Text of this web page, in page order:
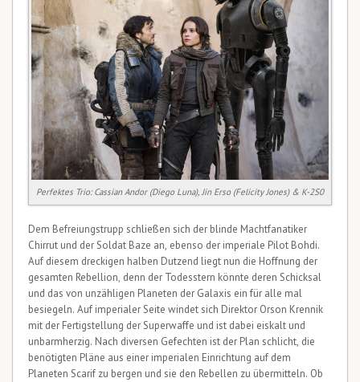
Perfektes Trio: Cassian Andor (Diego Luna), Jin Erso (Felicity Jones) & K-2S0
Dem Befreiungstrupp schließen sich der blinde Machtfanatiker
Chirrut und der Soldat Baze an, ebenso der imperiale Pilot Bohdi.
Auf diesem dreckigen halben Dutzend liegt nun die Hoffnung der
gesamten Rebellion, denn der Todesstern könnte deren Schicksal
und das von unzähligen Planeten der Galaxis ein für alle mal
besiegeln. Auf imperialer Seite windet sich Direktor Orson Krennik
mit der Fertigstellung der Superwaffe und ist dabei eiskalt und
unbarmherzig. Nach diversen Gefechten ist der Plan schlicht, die
benötigten Pläne aus einer imperialen Einrichtung auf dem
Planeten Scarif zu bergen und sie den Rebellen zu übermitteln. Ob